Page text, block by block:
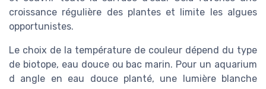
croissance régulière des plantes et limite les algues
opportunistes.
Le choix de la température de couleur dépend du type
de biotope, eau douce ou bac marin. Pour un aquarium
d angle en eau douce planté, une lumière blanche